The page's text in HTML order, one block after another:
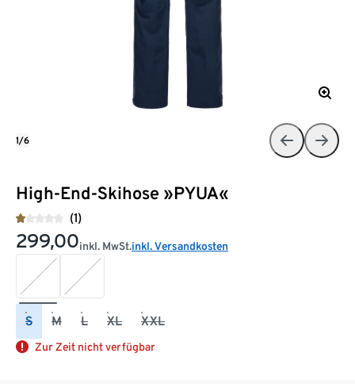
High-End-Skihose »PYUA«
(1)
299,00inkl. MwSt.inkl. Versandkosten
S M L XL XXL
Zur Zeit nicht verfügbar
1/6